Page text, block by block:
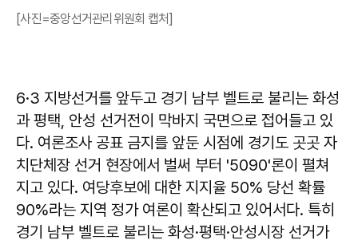
[사진=중앙선거관리위원회 캡처]
6·3 지방선거를 앞두고 경기 남부 벨트로 불리는 화성
과 평택, 안성 선거전이 막바지 국면으로 접어들고 있
다. 여론조사 공표 금지를 앞둔 시점에 경기도 곳곳 자
치단체장 선거 현장에서 벌써 부터 '5090'론이 펼쳐
지고 있다. 여당후보에 대한 지지율 50% 당선 확률
90%라는 지역 정가 여론이 확산되고 있어서다. 특히
경기 남부 벨트로 불리는 화성·평택·안성시장 선거가